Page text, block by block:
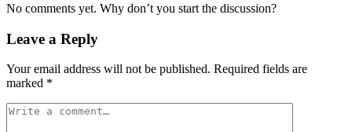
No comments yet. Why don’t you start the discussion?
Leave a Reply
Your email address will not be published. Required fields are
marked *